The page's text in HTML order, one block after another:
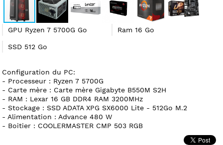
GPU Ryzen 7 5700G Go Ram 16 Go
SSD 512 Go
Configuration du PC:
- Processeur : Ryzen 7 5700G
- Carte mère : Carte mère Gigabyte B550M S2H
- RAM : Lexar 16 GB DDR4 RAM 3200MHz
- Stockage : SSD ADATA XPG SX6000 Lite - 512Go M.2
- Alimentation : Advance 480 W
- Boitier : COOLERMASTER CMP 503 RGB